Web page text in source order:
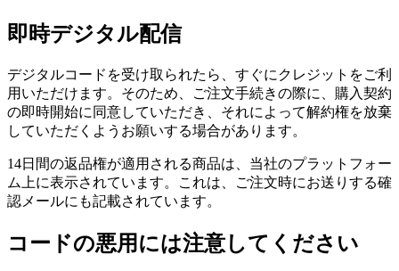
即時デジタル配信
デジタルコードを受け取られたら、すぐにクレジットをご利
用いただけます。そのため、ご注文手続きの際に、購入契約
の即時開始に同意していただき、それによって解約権を放棄
していただくようお願いする場合があります。
14日間の返品権が適用される商品は、当社のプラットフォー
ム上に表示されています。これは、ご注文時にお送りする確
認メールにも記載されています。
コードの悪用には注意してください